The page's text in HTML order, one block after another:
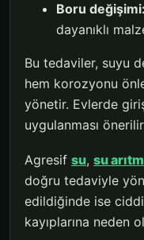
Boru değişimi:
dayanıklı
Bu tedaviler, suyu
hem korozyonu
yönetir. Evlerde
uygulanması
Agresif su, su
doğru tedaviyle
edildiğinde ise
kayıplarına neden